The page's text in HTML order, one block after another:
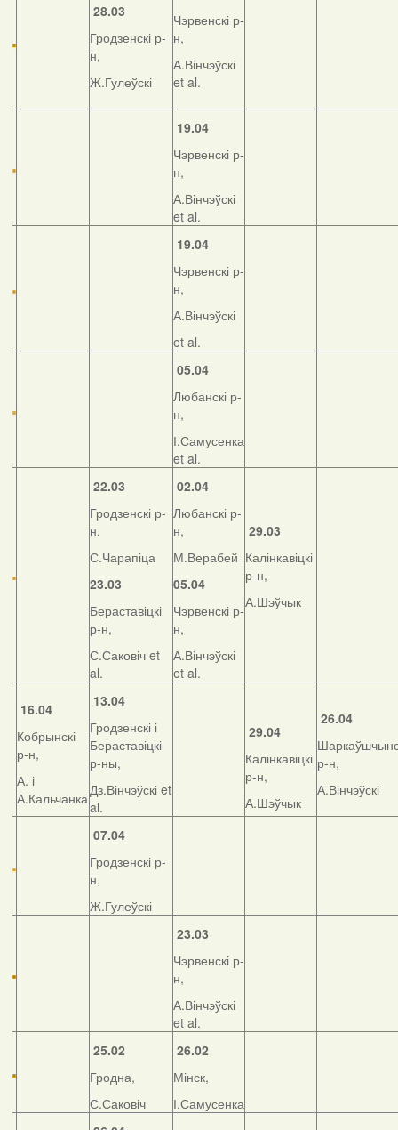
28.03
Гродзенскі р-
н,
Ж.Гулеўскі
Чэрвенскі р-
н,
А.Вінчэўскі
et al.
19.04
Чэрвенскі р-
н,
А.Вінчэўскі
et al.
19.04
Чэрвенскі р-
н,
А.Вінчэўскі
et al.
05.04
Любанскі р-
н,
І.Самусенка
et al.
22.03
Гродзенскі р-
н,
С.Чарапіца
23.03
Бераставіцкі
р-н,
С.Саковіч et
al.
02.04
Любанскі р-
н,
М.Верабей
05.04
Чэрвенскі р-
н,
А.Вінчэўскі
et al.
29.03
Калінкавіцкі
р-н,
А.Шэўчык
16.04
Кобрынскі
р-н,
А. і
А.Кальчанка
13.04
Гродзенскі і
Бераставіцкі
р-ны,
Дз.Вінчэўскі et
al.
29.04
Калінкавіцкі
р-н,
А.Шэўчык
26.04
р-н,
А.Вінчэўскі
07.04
Гродзенскі р-
н,
Ж.Гулеўскі
23.03
Чэрвенскі р-
н,
А.Вінчэўскі
et al.
25.02
Гродна,
С.Саковіч
26.02
Мінск,
І.Самусенка